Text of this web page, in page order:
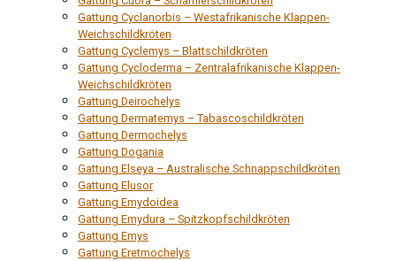
Gattung Cyclanorbis – Westafrikanische Klappen-
Weichschildkröten
Gattung Cyclemys – Blattschildkröten
Gattung Cycloderma – Zentralafrikanische Klappen-
Weichschildkröten
Gattung Deirochelys
Gattung Dermatemys – Tabascoschildkröten
Gattung Dermochelys
Gattung Dogania
Gattung Elseya – Australische Schnappschildkröten
Gattung Elusor
Gattung Emydoidea
Gattung Emydura – Spitzkopfschildkröten
Gattung Emys
Gattung Eretmochelys